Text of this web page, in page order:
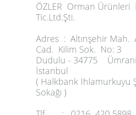
ÖZLER Orman Ürünleri
Tic.Ltd.Şti.
Adres : Altınşehir Mah.
Cad. Kilim Sok. No: 3
Dudulu - 34775
İstanbul
( Halkbank Ihlamurkuyu
Sokağı )